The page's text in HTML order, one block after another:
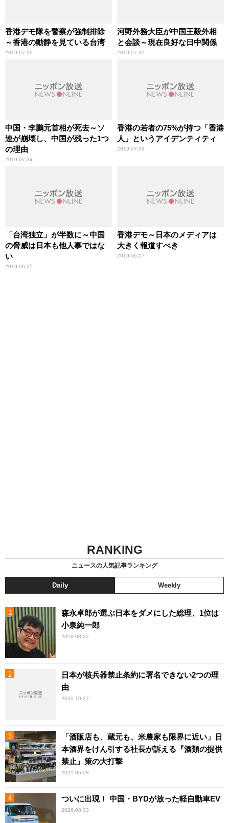
香港デモ隊を警察が強制排除
～香港の動静を見ている台湾
2019.07.29
河野外務大臣が中国王毅外相
と会談～現在良好な日中関係
2019.07.31
中国・李鵬元首相が死去～ソ
連が崩壊し、中国が残った1つ
の理由
2019.07.24
香港の若者の75%が持つ「香港
人」というアイデンティティ
2019.07.09
「台湾独立」が半数に～中国
の脅威は日本も他人事ではな
い
2019.06.25
香港デモ～日本のメディアは
大きく報道すべき
2019.06.17
RANKING
ニュースの人気記事ランキング
Daily Weekly
森永卓郎が選ぶ日本をダメにした総理、1位は
小泉純一郎
2018.08.22
日本が核兵器禁止条約に署名できない2つの理
由
2020.10.27
「酒販店も、蔵元も、米農家も限界に近い」日
本酒界をけん引する社長が訴える『酒類の提供
禁止』策の大打撃
2021.06.08
ついに出現！ 中国・BYDが放った軽自動車EV
2026.08.03